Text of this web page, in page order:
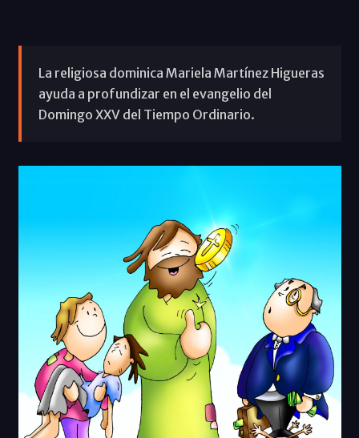
La religiosa dominica Mariela Martínez Higueras
ayuda a profundizar en el evangelio del
Domingo XXV del Tiempo Ordinario.